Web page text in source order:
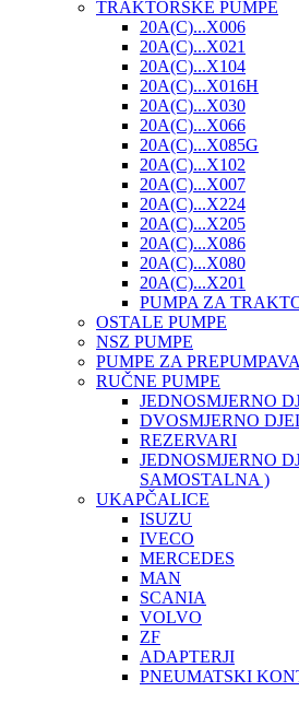
TRAKTORSKE PUMPE
20A(C)...X006
20A(C)...X021
20A(C)...X104
20A(C)...X016H
20A(C)...X030
20A(C)...X066
20A(C)...X085G
20A(C)...X102
20A(C)...X007
20A(C)...X224
20A(C)...X205
20A(C)...X086
20A(C)...X080
20A(C)...X201
PUMPA ZA
OSTALE PUMPE
NSZ PUMPE
PUMPE ZA
RUČNE PUMPE
JEDNOSMJERNO
DVOSMJERNO
REZERVARI
JEDNOSMJERNO
SAMOSTALNA )
UKAPČALICE
ISUZU
IVECO
MERCEDES
MAN
SCANIA
VOLVO
ZF
ADAPTERJI
PNEUMATSKI